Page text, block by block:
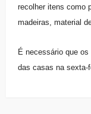
recolher itens como
madeiras, material
É necessário que
das casas na sexta-